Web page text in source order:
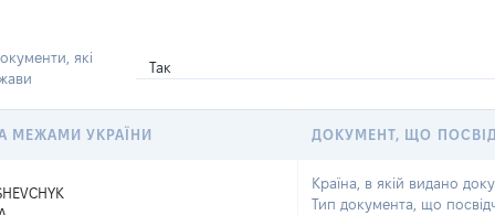
які
Так
МЕЖАМИ УКРАЇНИ ДОКУМЕНТ, ЩО
Країна, в якій видано
Тип документа, що